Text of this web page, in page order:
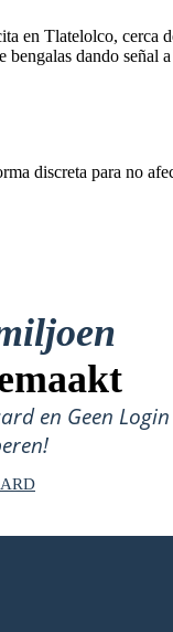
en Tlatelolco, cerca
bengalas dando señal
discreta para no
en Geen Login